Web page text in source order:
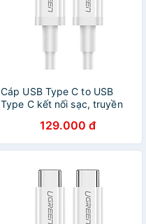
Cáp USB Type C to USB
Type C kết nối sạc, truyền
60518 dài 1m129.000 đ